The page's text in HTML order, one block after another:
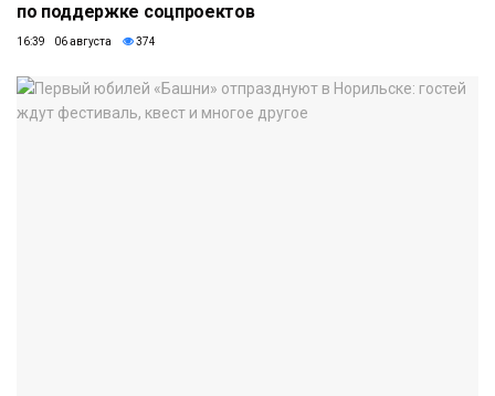
по поддержке соцпроектов
16:39 06 августа 374